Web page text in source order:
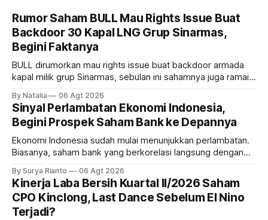
Rumor Saham BULL Mau Rights Issue Buat
Backdoor 30 Kapal LNG Grup Sinarmas,
Begini Faktanya
BULL dirumorkan mau rights issue buat backdoor armada
kapal milik grup Sinarmas, sebulan ini sahamnya juga ramai
masih menarik dilirik?
By Natalia 06 Agt 2026
Sinyal Perlambatan Ekonomi Indonesia,
Begini Prospek Saham Bank ke Depannya
Ekonomi Indonesia sudah mulai menunjukkan perlambatan.
Biasanya, saham bank yang berkorelasi langsung dengan
bank ke depannya?
By Surya Rianto 06 Agt 2026
Kinerja Laba Bersih Kuartal II/2026 Saham
CPO Kinclong, Last Dance Sebelum El Nino
Terjadi?